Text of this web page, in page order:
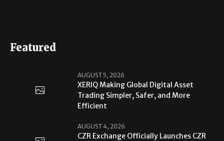
Featured
AUGUST 5, 2026
XERIQ Making Global Digital Asset
Trading Simpler, Safer, and More
Efficient
AUGUST 4, 2026
CZR Exchange Officially Launches CZR